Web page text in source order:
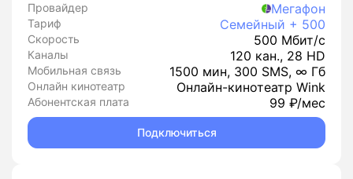
Провайдер Мегафон
Тариф Семейный + 500
Скорость 500 Мбит/с
Каналы 120 кан., 28 HD
Мобильная связь 1500 мин, 300 SMS, ∞ Гб
Онлайн кинотеатр Онлайн-кинотеатр Wink
Абонентская плата 99 ₽/мес
Подключиться